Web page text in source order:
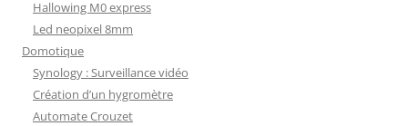
Hallowing M0 express
Led neopixel 8mm
Domotique
Synology : Surveillance vidéo
Création d’un hygromètre
Automate Crouzet